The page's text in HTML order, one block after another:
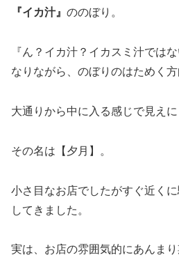
『イカ汁』 ののぼり。
『ん？イカ汁？イカスミ汁では
なりながら、のぼりのはためく
大通りから中に入る感じで見え
その名は【夕月】。
小さ目なお店でしたがすぐ近く
してきました。
実は、お店の雰囲気的にあんま